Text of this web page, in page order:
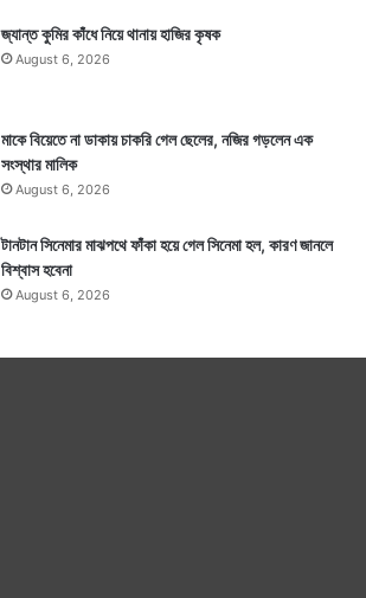
জ্যান্ত কুমির কাঁধে নিয়ে থানায় হাজির কৃষক
August 6, 2026
মাকে বিয়েতে না ডাকায় চাকরি গেল ছেলের, নজির গড়লেন এক
সংস্থার মালিক
August 6, 2026
টানটান সিনেমার মাঝপথে ফাঁকা হয়ে গেল সিনেমা হল, কারণ জানলে
বিশ্বাস হবেনা
August 6, 2026